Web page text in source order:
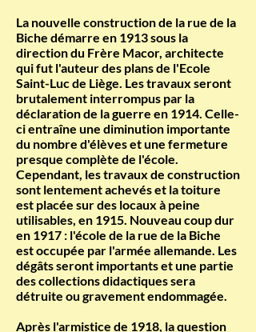
La nouvelle construction de la rue de la
Biche démarre en 1913 sous la
direction du Frère Macor, architecte
qui fut l'auteur des plans de l'Ecole
Saint-Luc de Liège. Les travaux seront
brutalement interrompus par la
déclaration de la guerre en 1914. Celle-
ci entraîne une diminution importante
du nombre d'élèves et une fermeture
presque complète de l'école.
Cependant, les travaux de construction
sont lentement achevés et la toiture
est placée sur des locaux à peine
utilisables, en 1915. Nouveau coup dur
en 1917 : l'école de la rue de la Biche
est occupée par l'armée allemande. Les
dégâts seront importants et une partie
des collections didactiques sera
détruite ou gravement endommagée.
Après l'armistice de 1918, la question